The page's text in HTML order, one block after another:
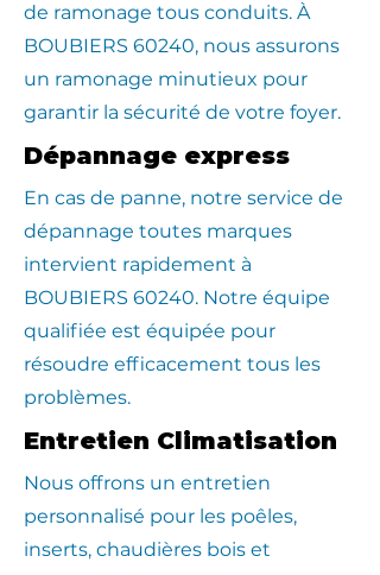
de ramonage tous conduits. À
BOUBIERS 60240, nous assurons
un ramonage minutieux pour
garantir la sécurité de votre foyer.
Dépannage express
En cas de panne, notre service de
dépannage toutes marques
intervient rapidement à
BOUBIERS 60240. Notre équipe
qualifiée est équipée pour
résoudre efficacement tous les
problèmes.
Entretien Climatisation
Nous offrons un entretien
personnalisé pour les poêles,
inserts, chaudières bois et